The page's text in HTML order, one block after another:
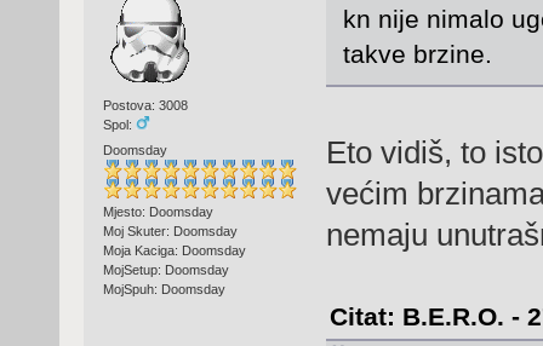
Postova: 3008
Spol:
Doomsday
Mjesto: Doomsday
Moj Skuter: Doomsday
Moja Kaciga: Doomsday
MojSetup: Doomsday
MojSpuh: Doomsday
kn nije nimalo
takve brzine.
Eto vidiš, to
većim
nemaju
Citat: B.E.R.O. -